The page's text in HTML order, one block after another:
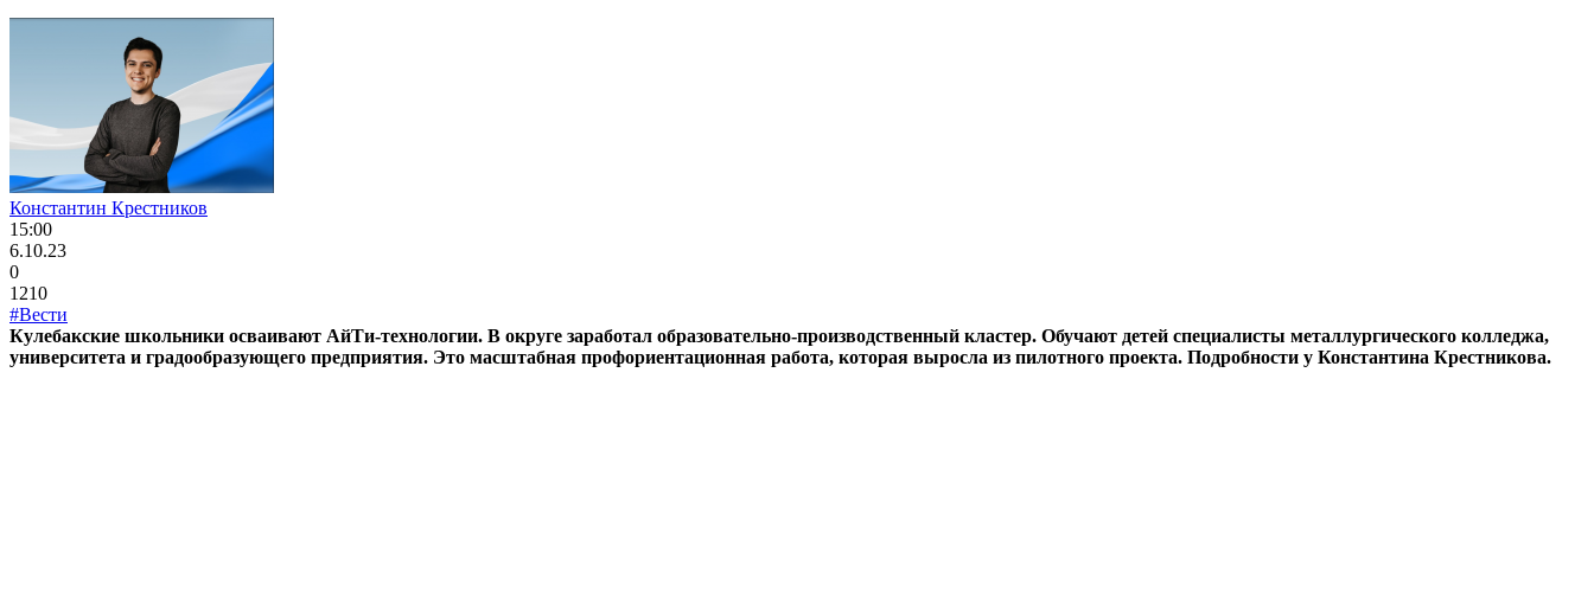
Константин Крестников
15:00
6.10.23
0
1210
#Вести
Кулебакские школьники осваивают АйТи-технологии. В округе заработал образовательно-производственный кластер. Обучают детей специалисты металлургического колледжа,
университета и градообразующего предприятия. Это масштабная профориентационная работа, которая выросла из пилотного проекта. Подробности у Константина Крестникова.